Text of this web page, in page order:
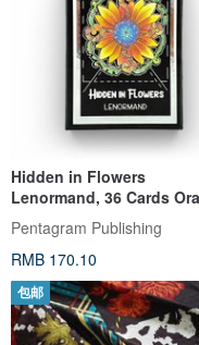
Hidden in Flowers
Lenormand, 36 Cards
Deck
Pentagram Publishing
RMB 170.10
包邮